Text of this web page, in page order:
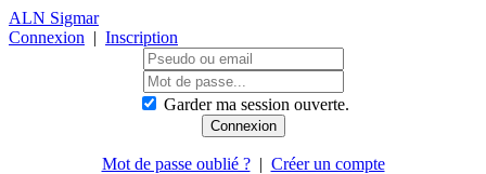
ALN Sigmar
Connexion | Inscription
Garder ma session ouverte.
Mot de passe oublié ?| Créer un compte